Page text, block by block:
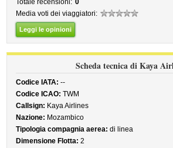
Totale recensioni: 0
Media voti dei viaggiatori:
Leggi le opinioni
Scheda tecnica di Kaya
Codice IATA: --
Codice ICAO: TWM
Callsign: Kaya Airlines
Nazione: Mozambico
Tipologia compagnia aerea: di linea
Dimensione Flotta: 2